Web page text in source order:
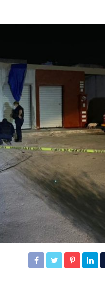
con
El tráfico
mitad de
Redacción 17